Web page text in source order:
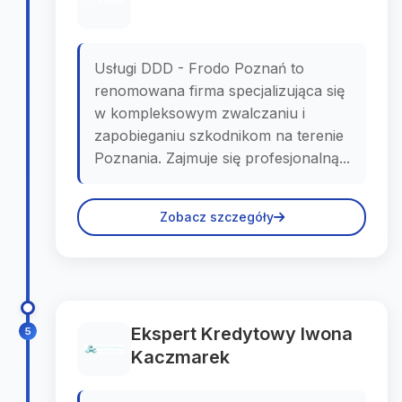
Usługi DDD - Frodo Poznań to
renomowana firma specjalizująca się
w kompleksowym zwalczaniu i
zapobieganiu szkodnikom na terenie
Poznania. Zajmuje się profesjonalną...
Zobacz szczegóły
5
Ekspert Kredytowy Iwona
Kaczmarek